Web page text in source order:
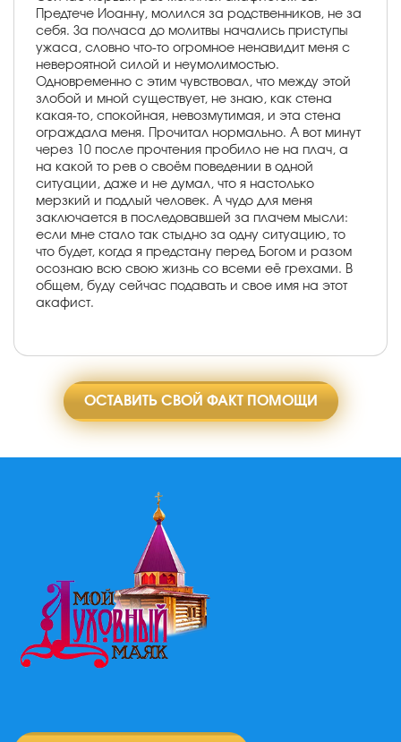
Предтече Иоанну, молился за родственников, не за
себя. За полчаса до молитвы начались приступы
ужаса, словно что-то огромное ненавидит меня с
невероятной силой и неумолимостью.
Одновременно с этим чувствовал, что между этой
злобой и мной существует, не знаю, как стена
какая-то, спокойная, невозмутимая, и эта стена
ограждала меня. Прочитал нормально. А вот минут
через 10 после прочтения пробило не на плач, а
на какой то рев о своём поведении в одной
ситуации, даже и не думал, что я настолько
мерзкий и подлый человек. А чудо для меня
заключается в последовавшей за плачем мысли:
если мне стало так стыдно за одну ситуацию, то
что будет, когда я предстану перед Богом и разом
осознаю всю свою жизнь со всеми её грехами. В
общем, буду сейчас подавать и свое имя на этот
акафист.
ОСТАВИТЬ СВОЙ ФАКТ ПОМОЩИ